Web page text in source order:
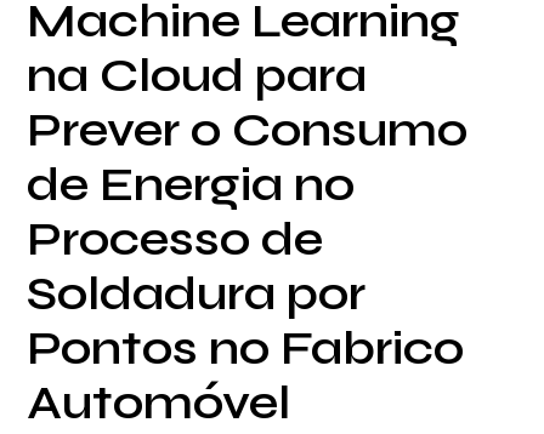
Machine Learning
na Cloud para
Prever o Consumo
de Energia no
Processo de
Soldadura por
Pontos no Fabrico
Automóvel